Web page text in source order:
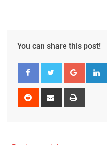
You can share this post!
Google+
Reddit
Share